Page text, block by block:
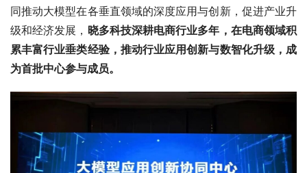
同推动大模型在各垂直领域的深度应用与创新，促进产业升
级和经济发展， 晓多科技深耕电商行业多年，在电商领域积
累丰富行业垂类经验，推动行业应用创新与数智化升级，成
为首批中心参与成员。